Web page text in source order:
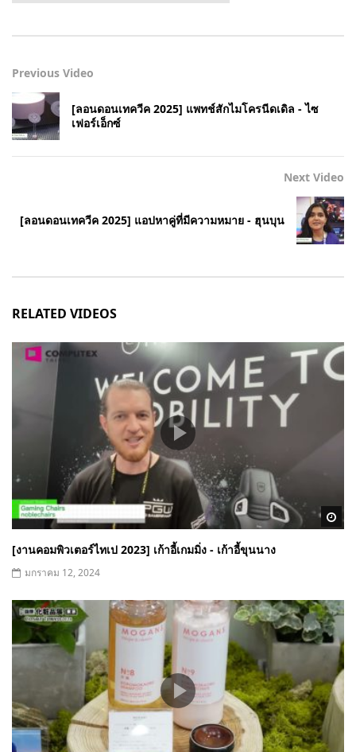
Previous Video
[ลอนดอนเทควีค 2025] แพทช์สักไมโครนีดเดิล - ไซ
เฟอร์เอ็กซ์
Next Video
[ลอนดอนเทควีค 2025] แอปหาคู่ที่มีความหมาย - ฮุนบุน
RELATED VIDEOS
[งานคอมพิวเตอร์ไทเป 2023] เก้าอี้เกมมิ่ง - เก้าอี้ขุนนาง
มกราคม 12, 2024